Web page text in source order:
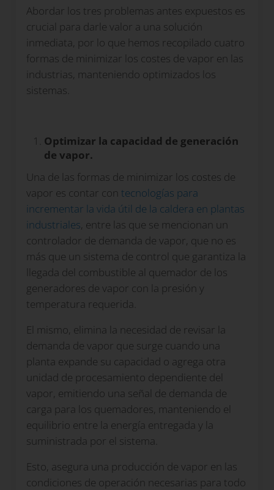
Abordar los tres problemas antes expuestos es
crucial para darle valor a una solución
inmediata, por lo que hemos recopilado cuatro
formas de minimizar los costes de vapor en las
industrias, manteniendo optimizados los
sistemas.
Optimizar la capacidad de generación
de vapor.
Una de las formas de minimizar los costes de
vapor es contar con tecnologías para
incrementar la vida útil de la caldera en plantas
industriales, entre las que se mencionan un
controlador de demanda de vapor, que no es
más que un sistema de control que garantiza la
llegada del combustible al quemador de los
generadores de vapor con la presión y
temperatura requerida.
El mismo, elimina la necesidad de revisar la
demanda de vapor que surge cuando una
planta expande su capacidad o agrega otra
unidad de procesamiento dependiente del
vapor, emitiendo una señal de demanda de
carga para los quemadores, manteniendo el
equilibrio entre la energía entregada y la
suministrada por el sistema.
Esto, asegura una producción de vapor en las
condiciones de operación necesarias para todo